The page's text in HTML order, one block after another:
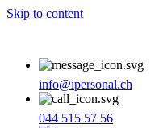
Skip to content
info@ipersonal.ch
044 515 57 56